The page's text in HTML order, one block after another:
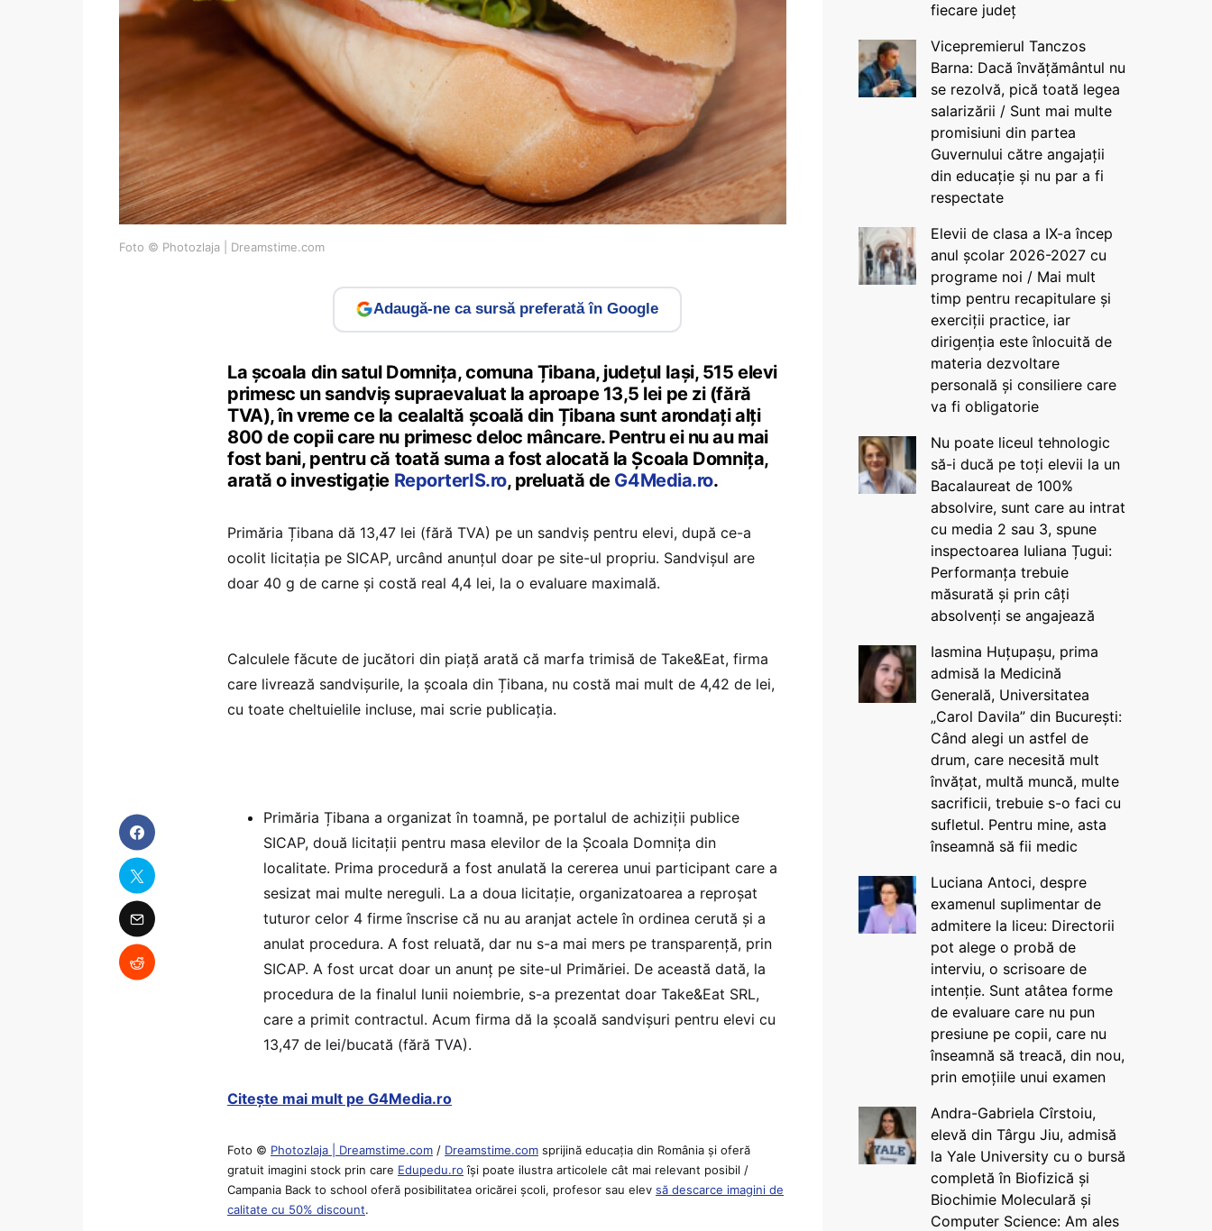
Foto © Photozlaja | Dreamstime.com
Adaugă-ne ca sursă preferată în Google
La școala din satul Domnița, comuna Țibana, județul Iași, 515 elevi
primesc un sandviș supraevaluat la aproape 13,5 lei pe zi (fără
TVA), în vreme ce la cealaltă școală din Țibana sunt arondați alți
800 de copii care nu primesc deloc mâncare. Pentru ei nu au mai
fost bani, pentru că toată suma a fost alocată la Școala Domnița,
arată o investigație ReporterIS.ro, preluată de G4Media.ro.
Primăria Țibana dă 13,47 lei (fără TVA) pe un sandviș pentru elevi, după ce-a
ocolit licitația pe SICAP, urcând anunțul doar pe site-ul propriu. Sandvișul are
doar 40 g de carne și costă real 4,4 lei, la o evaluare maximală.
Calculele făcute de jucători din piață arată că marfa trimisă de Take&Eat, firma
care livrează sandvișurile, la școala din Țibana, nu costă mai mult de 4,42 de lei,
cu toate cheltuielile incluse, mai scrie publicația.
Primăria Țibana a organizat în toamnă, pe portalul de achiziții publice
SICAP, două licitații pentru masa elevilor de la Școala Domnița din
localitate. Prima procedură a fost anulată la cererea unui participant care a
sesizat mai multe nereguli. La a doua licitație, organizatoarea a reproșat
tuturor celor 4 firme înscrise că nu au aranjat actele în ordinea cerută și a
anulat procedura. A fost reluată, dar nu s-a mai mers pe transparență, prin
SICAP. A fost urcat doar un anunț pe site-ul Primăriei. De această dată, la
procedura de la finalul lunii noiembrie, s-a prezentat doar Take&Eat SRL,
care a primit contractul. Acum firma dă la școală sandvișuri pentru elevi cu
13,47 de lei/bucată (fără TVA).
Citește mai mult pe G4Media.ro
Foto © Photozlaja | Dreamstime.com / Dreamstime.com sprijină educaţia din România şi oferă
gratuit imagini stock prin care Edupedu.ro îşi poate ilustra articolele cât mai relevant posibil /
Campania Back to school oferă posibilitatea oricărei școli, profesor sau elev să descarce imagini de
calitate cu 50% discount.
fiecare județ
Vicepremierul Tanczos
Barna: Dacă învățământul nu
se rezolvă, pică toată legea
salarizării / Sunt mai multe
promisiuni din partea
Guvernului către angajații
din educație și nu par a fi
respectate
Elevii de clasa a IX-a încep
anul școlar 2026-2027 cu
programe noi / Mai mult
timp pentru recapitulare și
exerciții practice, iar
dirigenția este înlocuită de
materia dezvoltare
personală și consiliere care
va fi obligatorie
Nu poate liceul tehnologic
să-i ducă pe toți elevii la un
Bacalaureat de 100%
absolvire, sunt care au intrat
cu media 2 sau 3, spune
inspectoarea Iuliana Țugui:
Performanța trebuie
măsurată și prin câți
absolvenți se angajează
Iasmina Huțupașu, prima
admisă la Medicină
Generală, Universitatea
„Carol Davila” din București:
Când alegi un astfel de
drum, care necesită mult
învățat, multă muncă, multe
sacrificii, trebuie s-o faci cu
sufletul. Pentru mine, asta
înseamnă să fii medic
Luciana Antoci, despre
examenul suplimentar de
admitere la liceu: Directorii
pot alege o probă de
interviu, o scrisoare de
intenție. Sunt atâtea forme
de evaluare care nu pun
presiune pe copii, care nu
înseamnă să treacă, din nou,
prin emoțiile unui examen
Andra-Gabriela Cîrstoiu,
elevă din Târgu Jiu, admisă
la Yale University cu o bursă
completă în Biofizică și
Biochimie Moleculară și
Computer Science: Am ales